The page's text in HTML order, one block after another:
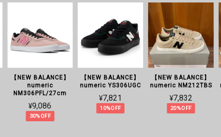
【NEW BALANCE】
numeric
NM306PFL/27cm
¥9,086
30%OFF
【NEW BALANCE】
numeric YS306UGC
¥7,821
10%OFF
【NEW BALANCE】
numeric NM212TBS
¥7,832
20%OFF